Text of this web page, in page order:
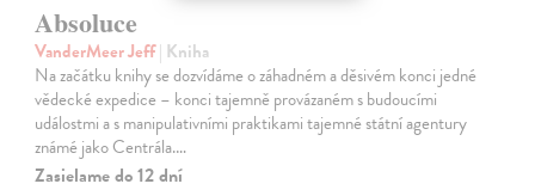
Absoluce
VanderMeer Jeff| Kniha
Na začátku knihy se dozvídáme o záhadném a děsivém konci jedné
vědecké expedice – konci tajemně provázaném s budoucími
událostmi a s manipulativními praktikami tajemné státní agentury
známé jako Centrála.…
Zasielame do 12 dní